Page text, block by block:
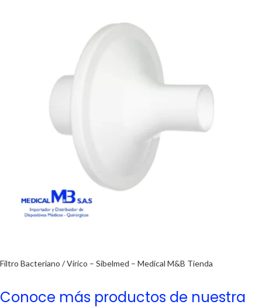
Filtro Bacteriano / Vírico – Sibelmed – Medical M&B Tienda
Conoce más productos de nuestra